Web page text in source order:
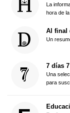
La
hora de
Al final
Un
7 días
Una
para